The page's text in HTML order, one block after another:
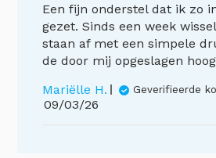
Een fijn onderstel dat ik zo
gezet. Sinds een week
staan af met een simpele
de door mij opgeslagen
Mariëlle H.
Geverifieerde
Publicatiedatum
09/03/26